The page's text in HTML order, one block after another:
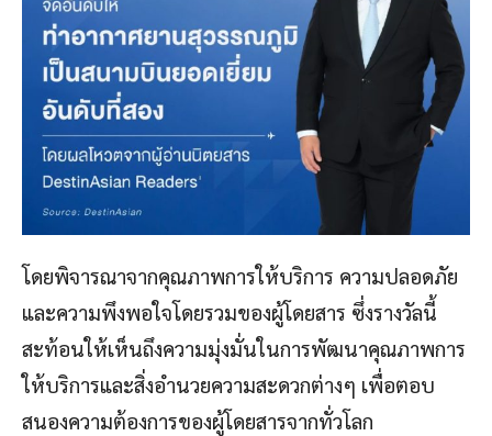
โดยพิจารณาจากคุณภาพการให้บริการ ความปลอดภัย
และความพึงพอใจโดยรวมของผู้โดยสาร ซึ่งรางวัลนี้
สะท้อนให้เห็นถึงความมุ่งมั่นในการพัฒนาคุณภาพการ
ให้บริการและสิ่งอำนวยความสะดวกต่างๆ เพื่อตอบ
สนองความต้องการของผู้โดยสารจากทั่วโลก